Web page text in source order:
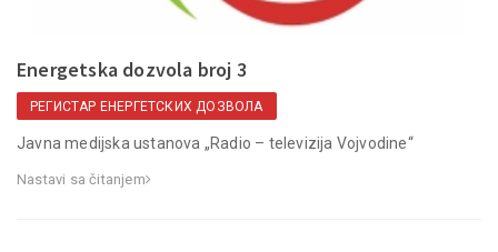
Energetska dozvola broj 3
РЕГИСТАР ЕНЕРГЕТСКИХ ДОЗВОЛА
Javna medijska ustanova „Radio – televizija Vojvodine“
Nastavi sa čitanjem